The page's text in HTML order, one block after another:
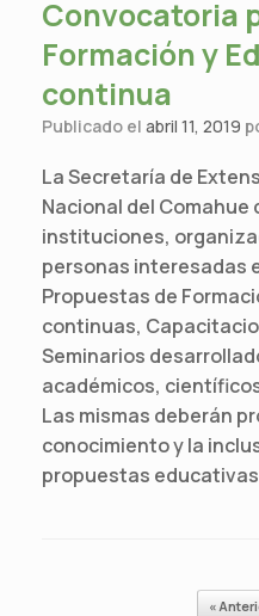
Convocatoria
Formación y
continua
Publicado el abril 11, 2019
La Secretaría de
Nacional del Comahue
instituciones,
personas interesadas
Propuestas de
continuas,
Seminarios
académicos,
Las mismas deberán
conocimiento y la
propuestas
Navegador de artículos
«